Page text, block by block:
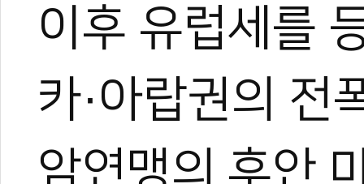
이후 유럽세를
카·아랍권의 전
암연맹의 후안